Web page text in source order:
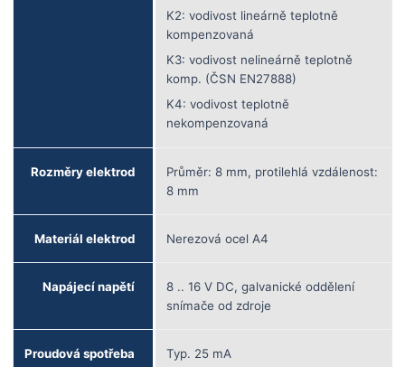
K2: vodivost lineárně teplotně
kompenzovaná
K3: vodivost nelineárně teplotně
komp. (ČSN EN27888)
K4: vodivost teplotně
nekompenzovaná
Rozměry elektrod
Průměr: 8 mm, protilehlá vzdálenost:
8 mm
Materiál elektrod Nerezová ocel A4
Napájecí napětí
8 .. 16 V DC, galvanické oddělení
snímače od zdroje
Proudová spotřeba Typ. 25 mA